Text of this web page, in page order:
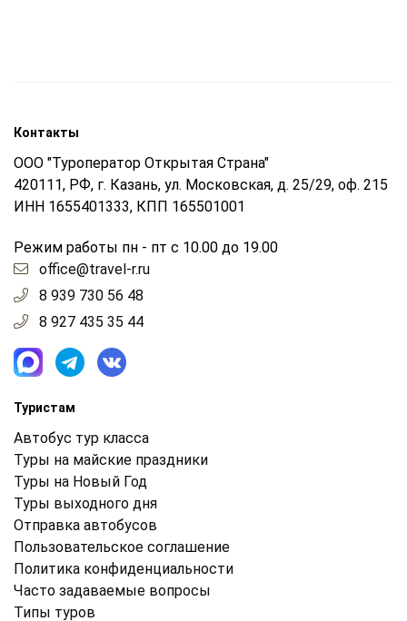
Контакты
ООО "Туроператор Открытая Страна"
420111, РФ, г. Казань, ул. Московская, д. 25/29, оф. 215
ИНН 1655401333, КПП 165501001
Режим работы пн - пт с 10.00 до 19.00
office@travel-r.ru
8 939 730 56 48
8 927 435 35 44
Туристам
Автобус тур класса
Туры на майские праздники
Туры на Новый Год
Туры выходного дня
Отправка автобусов
Пользовательское соглашение
Политика конфиденциальности
Часто задаваемые вопросы
Типы туров